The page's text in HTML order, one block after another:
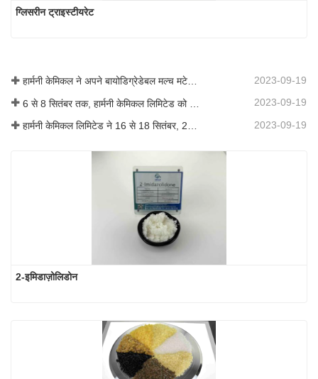
ग्लिसरीन ट्राइस्टीयरेट
हार्मनी केमिकल ने अपने बायोडिग्रेडेबल मल्च मटेरियल का व्यावसायीकरण किया, जिससे कृषि में हरित विकास को बढ़ावा मिला 2023-09-19
2023-09-19
2023-09-19
2-इमिडाज़ोलिडोन